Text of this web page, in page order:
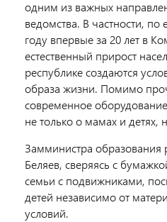
одним из важных
ведомства. В частности,
году впервые за 20 лет в
естественный прирост
республике создаются
образа жизни. Помимо
современное
не только о мамах и детях,
Замминистра образования
Беляев, сверяясь с
семьи с подвижниками,
детей независимо от
условий.